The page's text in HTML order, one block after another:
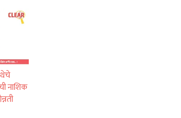
नाशिक